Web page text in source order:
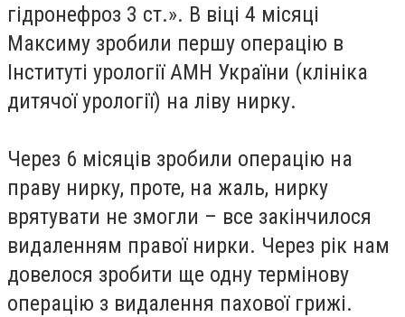
гідронефроз 3 ст.». В віці 4 місяці
Максиму зробили першу операцію в
Інституті урології АМН України (клініка
дитячої урології) на ліву нирку.
Через 6 місяців зробили операцію на
праву нирку, проте, на жаль, нирку
врятувати не змогли – все закінчилося
видаленням правої нирки. Через рік нам
довелося зробити ще одну термінову
операцію з видалення пахової грижі.